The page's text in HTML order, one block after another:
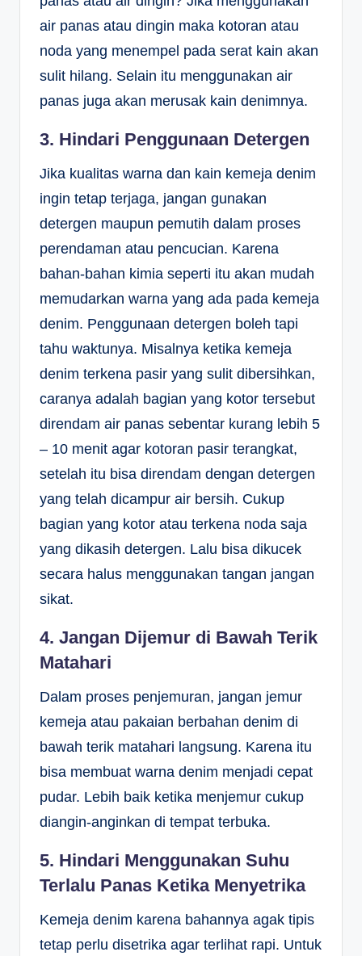
air panas atau dingin maka kotoran atau
noda yang menempel pada serat kain akan
sulit hilang. Selain itu menggunakan air
panas juga akan merusak kain denimnya.
3. Hindari Penggunaan Detergen
Jika kualitas warna dan kain kemeja denim
ingin tetap terjaga, jangan gunakan
detergen maupun pemutih dalam proses
perendaman atau pencucian. Karena
bahan-bahan kimia seperti itu akan mudah
memudarkan warna yang ada pada kemeja
denim. Penggunaan detergen boleh tapi
tahu waktunya. Misalnya ketika kemeja
denim terkena pasir yang sulit dibersihkan,
caranya adalah bagian yang kotor tersebut
direndam air panas sebentar kurang lebih 5
– 10 menit agar kotoran pasir terangkat,
setelah itu bisa direndam dengan detergen
yang telah dicampur air bersih. Cukup
bagian yang kotor atau terkena noda saja
yang dikasih detergen. Lalu bisa dikucek
secara halus menggunakan tangan jangan
sikat.
4. Jangan Dijemur di Bawah Terik
Matahari
Dalam proses penjemuran, jangan jemur
kemeja atau pakaian berbahan denim di
bawah terik matahari langsung. Karena itu
bisa membuat warna denim menjadi cepat
pudar. Lebih baik ketika menjemur cukup
diangin-anginkan di tempat terbuka.
5. Hindari Menggunakan Suhu
Terlalu Panas Ketika Menyetrika
Kemeja denim karena bahannya agak tipis
tetap perlu disetrika agar terlihat rapi. Untuk